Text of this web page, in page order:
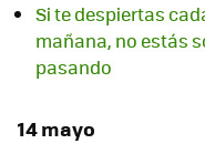
Si te despiertas
mañana, no estás
pasando
14 mayo